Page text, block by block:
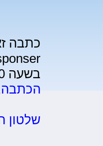
כתבה
בשעה 09:20,
הכתבה
שלטון